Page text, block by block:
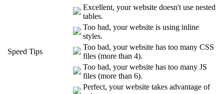
Speed Tips
Excellent, your website doesn't use nested
tables.
Too bad, your website is using inline
styles.
Too bad, your website has too many CSS
files (more than 4).
Too bad, your website has too many JS
files (more than 6).
Perfect, your website takes advantage of